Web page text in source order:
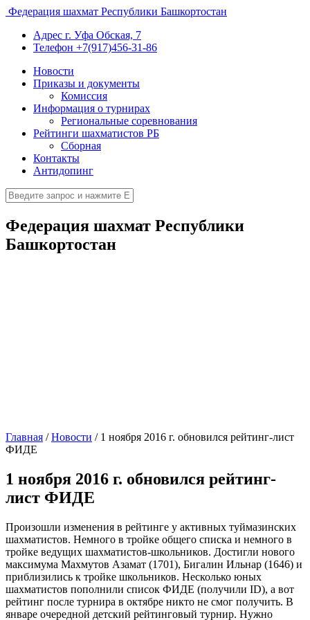
Федерация шахмат Республики Башкортостан
Адрес г. Уфа Обская, 7
Телефон +7(917)456-31-86
Новости
Приказы и документы
Комиссия
Информация о турнирах
Региональные соревнования
Рейтинги шахматистов РБ
Сборная
Контакты
Антидопинг
Федерация шахмат Республики
Башкортостан
Главная /Новости / 1 ноября 2016 г. обновился рейтинг-лист
ФИДЕ
1 ноября 2016 г. обновился рейтинг-
лист ФИДЕ
Произошли изменения в рейтинге у активных туймазинских
шахматистов. Немного в тройке общего списка и немного в
тройке ведущих шахматистов-школьников. Достигли нового
максимума Махмутов Азамат (1701), Бигалин Ильнар (1646) и
приблизились к тройке школьников. Несколько юных
шахматистов пополнили список ФИДЕ (получили ID), а вот
рейтинг после турнира в октябре никто не смог получить. В
январе очередной детский рейтинговый турнир. Нужно